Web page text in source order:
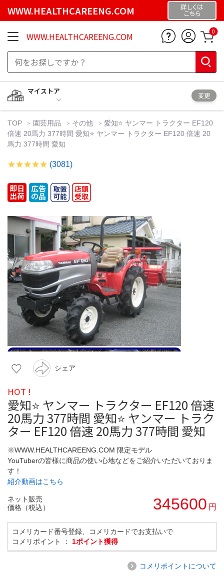
WWW.HEALTHCAREENG.COM 詳しくは
こちら
WWW.HEALTHCAREENG.COM 0
マイストア
変更
TOP 園芸用品 その他
愛知⭐️ ヤンマー トラクター EF120
倍速 20馬力 377時間 愛知⭐️ ヤンマー トラクター EF120 倍速 20
馬力 377時間 愛知
(3081)
シェア
HOT !
愛知⭐️ ヤンマー トラクター EF120 倍速
20馬力 377時間 愛知⭐️ ヤンマー トラク
ター EF120 倍速 20馬力 377時間 愛知
※WWW.HEALTHCAREENG.COM 限定モデル
YouTuberの皆様に商品の使い心地などをご紹介いただいておりま
す！
紹介動画はこちら
ネット販売
価格（税込）
345600 円
コメリカード番号登録、コメリカードでお支払いで
コメリポイント ： 1ポイント獲得
コメリポイントについて